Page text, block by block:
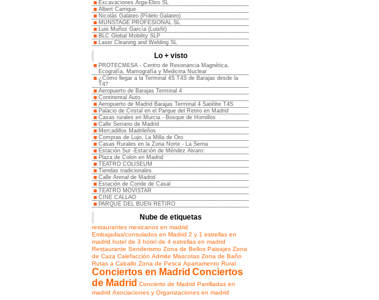
Excavaciones Arga-Ebro SL
Albert Carrique
Nicolás Galateo (Pídelo Galateo)
MUNSTAGE PROFESIONAL SL
Luis Muñoz García (Luisfit)
BLC Global Mobility SLP
Laser Cleaning and Welding SL
Lo + visto
PROTECMESA - Centro de Resonancia Magnética,
Ecografía, Mamografía y Medicina Nuclear
¿Cómo llegar a la Terminal 4S T4S de Barajas desde la
T4?
Aeropuerto de Barajas Terminal 4
Continental Auto
Aeropuerto de Madrid Barajas Terminal 4 Satélite T4S
Palacio de Cristal en el Parque del Retiro en Madrid
Casas rurales en Murcia - Bosque de Hornillos
Calle Serrano de Madrid
Mercadillos Madrileños
Compras de Lujo, La Milla de Oro
Casas Rurales en la Zona Norte - La Serna
Estación Sur -Estación de Méndez Alvaro:
Plaza de Colon en Madrid
TEATRO COLISEUM
Tiendas tradicionales
Calle Arenal de Madrid
Estación de Conde de Casal
TEATRO MOVISTAR
CINE CALLAO
PARQUE DEL BUEN RETIRO
Nube de etiquetas
restaurantes mexicanos en madrid
Embajadas/consulados en Madrid 2 y 1 estrellas en
madrid hotel de 3 hotel de 4 estrellas en madrid
Restaurante Senderismo Zona de Bellos Paisajes Zona
de Caza Calefacción Admite Mascotas Zona de Baño
Rutas a Caballo Zona de Pesca Apartamento Rural
Conciertos en Madrid Conciertos
de Madrid Concierto de Madrid Parrilladas en
madrid Asociaciones y Organizaciones en madrid